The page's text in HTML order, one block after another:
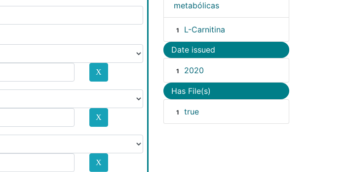
metabólicas
1 L-Carnitina
Date issued
1 2020
Has File(s)
1 true